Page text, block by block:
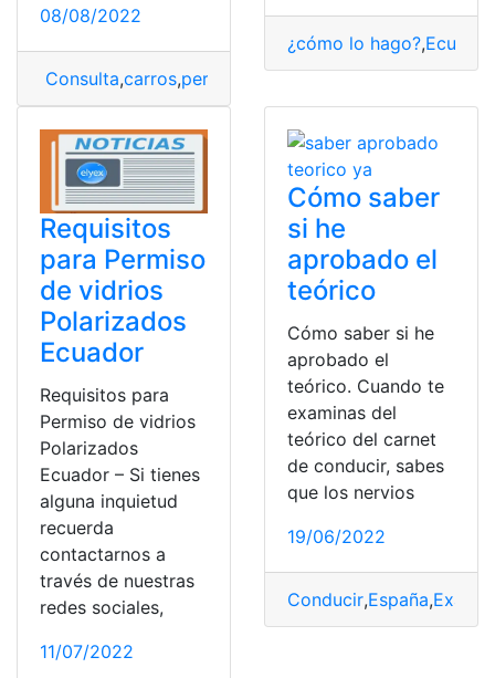
08/08/2022
Consulta,carros,permisos
¿cómo lo hago?,Ecuador
Requisitos
para Permiso
de vidrios
Polarizados
Ecuador
Requisitos para
Permiso de vidrios
Polarizados
Ecuador – Si tienes
alguna inquietud
recuerda
contactarnos a
través de nuestras
redes sociales,
11/07/2022
Cómo saber
si he
aprobado el
teórico
Cómo saber si he
aprobado el
teórico. Cuando te
examinas del
teórico del carnet
de conducir, sabes
que los nervios
19/06/2022
Conducir,España,